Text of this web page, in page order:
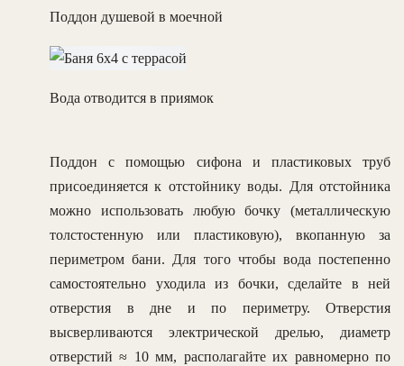
Поддон душевой в моечной
Вода отводится в приямок
Поддон с помощью сифона и пластиковых труб
присоединяется к отстойнику воды. Для отстойника
можно использовать любую бочку (металлическую
толстостенную или пластиковую), вкопанную за
периметром бани. Для того чтобы вода постепенно
самостоятельно уходила из бочки, сделайте в ней
отверстия в дне и по периметру. Отверстия
высверливаются электрической дрелью, диаметр
отверстий ≈ 10 мм, располагайте их равномерно по